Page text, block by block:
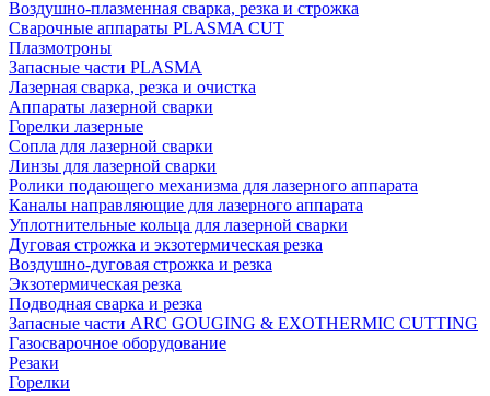
Воздушно-плазменная сварка, резка и строжка
Сварочные аппараты PLASMA CUT
Плазмотроны
Запасные части PLASMA
Лазерная сварка, резка и очистка
Аппараты лазерной сварки
Горелки лазерные
Сопла для лазерной сварки
Линзы для лазерной сварки
Ролики подающего механизма для лазерного аппарата
Каналы направляющие для лазерного аппарата
Уплотнительные кольца для лазерной сварки
Дуговая строжка и экзотермическая резка
Воздушно-дуговая строжка и резка
Экзотермическая резка
Подводная сварка и резка
Запасные части ARC GOUGING & EXOTHERMIC CUTTING
Газосварочное оборудование
Резаки
Горелки